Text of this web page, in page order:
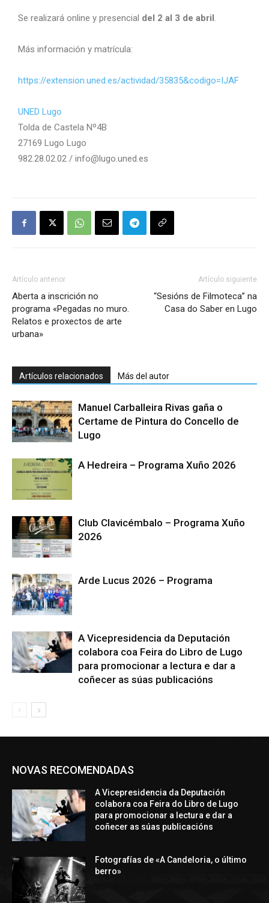
Se realizará online y presencial del 2 al 3 de abril.
Más información y matrícula:
https://extension.uned.es/actividad/35835&codigo=IJAF
UNED Lugo
Tolda de Castela Nº4B
27169 Lugo Lugo
982.28.02.02 / info@lugo.uned.es
Artículo anterior
Aberta a inscrición no
programa «Pegadas no muro.
Relatos e proxectos de arte
urbana»
Artículo siguiente
“Sesións de Filmoteca” na
Casa do Saber en Lugo
Artículos relacionados Más del autor
Manuel Carballeira Rivas gaña o
Certame de Pintura do Concello de
Lugo
A Hedreira – Programa Xuño 2026
Club Clavicémbalo – Programa Xuño
2026
Arde Lucus 2026 – Programa
A Vicepresidencia da Deputación
colabora coa Feira do Libro de Lugo
para promocionar a lectura e dar a
coñecer as súas publicacións
NOVAS RECOMENDADAS
A Vicepresidencia da Deputación
colabora coa Feira do Libro de Lugo
para promocionar a lectura e dar a
coñecer as súas publicacións
Fotografías de «A Candeloria, o último
berro»